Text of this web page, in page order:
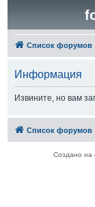
Список форумов
Информация
Извините, но вам
Список форумов
Создано на